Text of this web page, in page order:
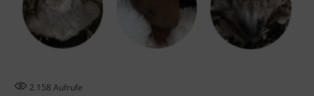
2.158 Aufrufe